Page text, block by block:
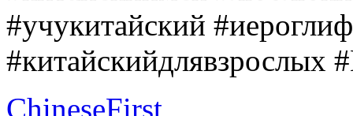
#учукитайский #иероглиф
#китайскийдлявзрослых
ChineseFirst